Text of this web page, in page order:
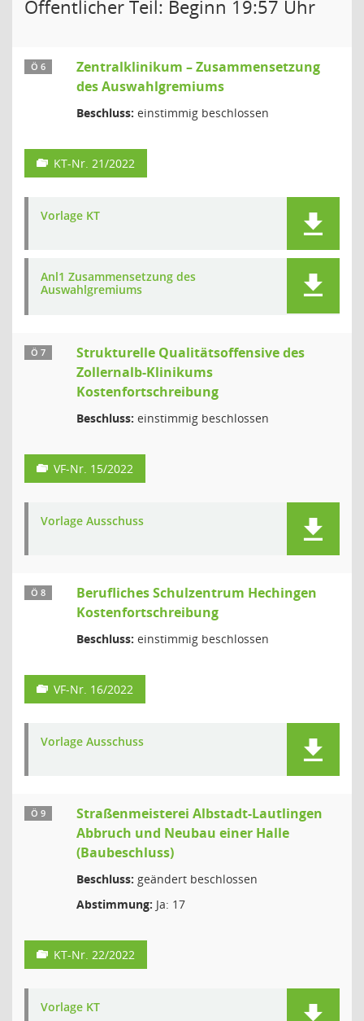
Öffentlicher Teil: Beginn 19:57 Uhr
Ö 6
Zentralklinikum – Zusammensetzung
des Auswahlgremiums
Beschluss: einstimmig beschlossen
KT-Nr. 21/2022
Vorlage KT
Anl1 Zusammensetzung des
Auswahlgremiums
Ö 7
Strukturelle Qualitätsoffensive des
Zollernalb-Klinikums
Kostenfortschreibung
Beschluss: einstimmig beschlossen
VF-Nr. 15/2022
Vorlage Ausschuss
Ö 8
Berufliches Schulzentrum Hechingen
Kostenfortschreibung
Beschluss: einstimmig beschlossen
VF-Nr. 16/2022
Vorlage Ausschuss
Ö 9
Straßenmeisterei Albstadt-Lautlingen
Abbruch und Neubau einer Halle
(Baubeschluss)
Beschluss: geändert beschlossen
Abstimmung: Ja: 17
KT-Nr. 22/2022
Vorlage KT